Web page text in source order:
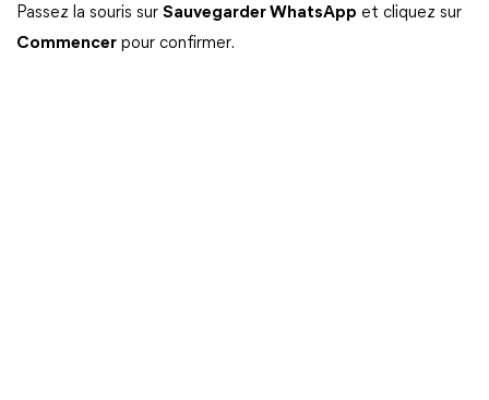
Passez la souris sur Sauvegarder WhatsApp et cliquez sur
Commencer pour confirmer.